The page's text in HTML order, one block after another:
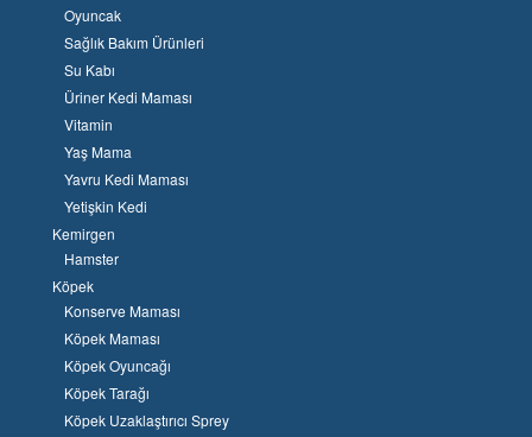
Oyuncak
Sağlık Bakım Ürünleri
Su Kabı
Üriner Kedi Maması
Vitamin
Yaş Mama
Yavru Kedi Maması
Yetişkin Kedi
Kemirgen
Hamster
Köpek
Konserve Maması
Köpek Maması
Köpek Oyuncağı
Köpek Tarağı
Köpek Uzaklaştırıcı Sprey